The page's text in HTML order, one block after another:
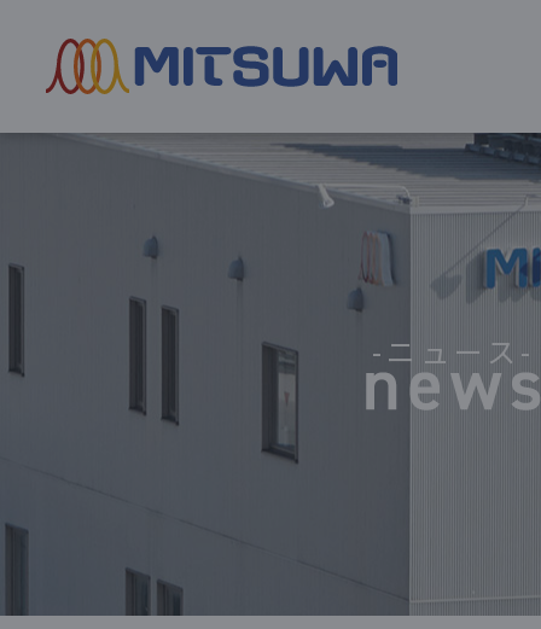
-ニュース-